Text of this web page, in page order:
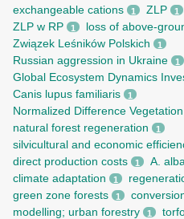
exchangeable cations 1 ZLP 1
ZLP w RP 1 loss of above-
Związek Leśników Polskich 1
Russian aggression in Ukraine 1
Global Ecosystem Dynamics
Canis lupus familiaris 1
Normalized Difference
natural forest regeneration 1
silvicultural and economic
direct production costs 1 A. alba
climate adaptation 1
green zone forests 1
modelling; urban forestry 1